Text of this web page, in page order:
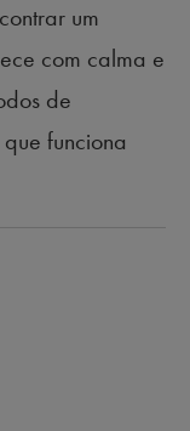
um
com calma e
de
funciona